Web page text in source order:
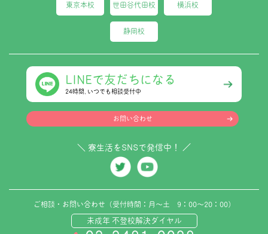
東京本校 世田谷代田校 横浜校
静岡校
LINEで友だちになる
24時間､いつでも相談受付中
お問い合わせ
＼ 寮生活をSNSで発信中！ ／
ご相談・お問い合わせ（受付時間：月～土 9：00～20：00）
未成年 不登校解決ダイヤル